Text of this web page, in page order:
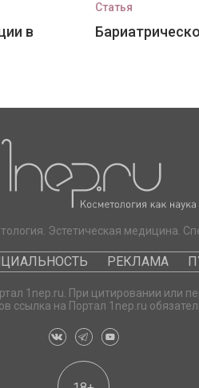
в
Статья
Эстетическая медицина.
РЕКЛАМА
1nep.ru. При цитировании или
ссылка на Портал 1nep.ru